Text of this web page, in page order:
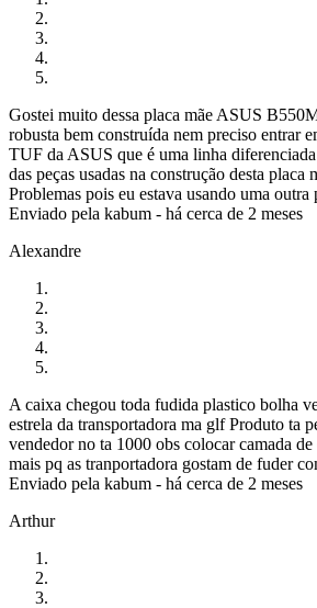
Gostei muito dessa placa mãe ASUS
robusta bem construída nem preciso entrar
TUF da ASUS que é uma linha
das peças usadas na construção desta placa
Problemas pois eu estava usando uma outra
Enviado pela kabum - há cerca de 2 meses
Alexandre
A caixa chegou toda fudida plastico bolha
estrela da transportadora ma glf Produto ta
vendedor no ta 1000 obs colocar camada
mais pq as tranportadora gostam de fuder
Enviado pela kabum - há cerca de 2 meses
Arthur